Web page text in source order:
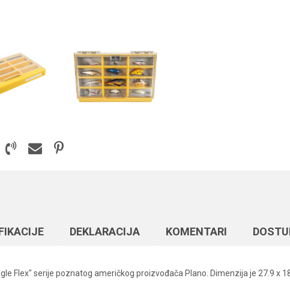
DEKLARACIJA KOMENTARI
Flex" serije poznatog američkog proizvođača Plano. Dimenzija je 27.9 x